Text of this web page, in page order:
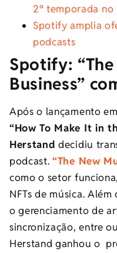
2ª temporada
Spotify amplia
podcasts
Spotify:
Business”
Após o lançamento
“How To Make It in
Herstand decidiu
podcast.“The New
como o setor
NFTs de música.
o gerenciamento de
sincronização, entre
Herstand ganhou o